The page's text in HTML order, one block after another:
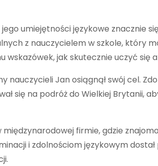
umiejętności językowe znacznie
z nauczycielem w szkole, który
jak skutecznie uczyć się
nauczycieli Jan osiągnął swój cel.
się na podróż do Wielkiej Brytanii,
firmie, gdzie
i zdolnościom językowym